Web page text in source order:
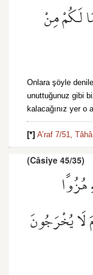
لَكُمْ مِنْ
Onlara şöyle
unuttuğunuz gibi
kalacağınız yer o
[*] A’raf 7/51,
(Câsiye 45/35)
لَا يُخْرَجُونَ